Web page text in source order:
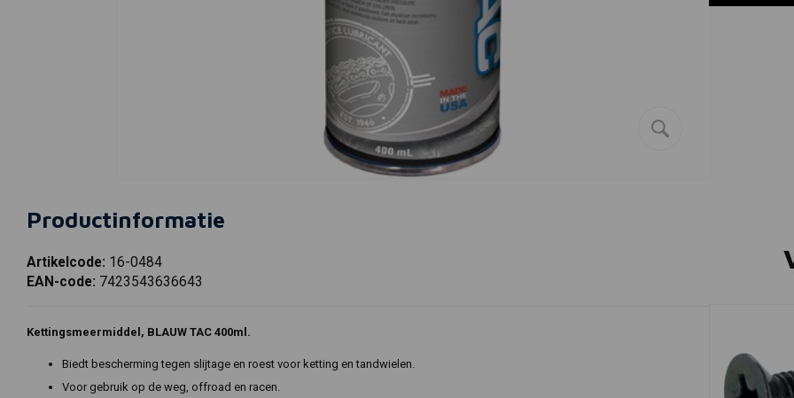
Productinformatie
Artikelcode: 16-0484
EAN-code: 7423543636643
Kettingsmeermiddel, BLAUW TAC 400ml.
Biedt bescherming tegen slijtage en roest voor ketting en tandwielen.
Voor gebruik op de weg, offroad en racen.